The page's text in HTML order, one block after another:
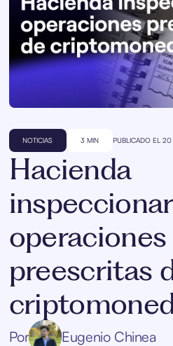
NOTICIAS 3 MIN PUBLICADO EL
Hacienda
operaciones
preescritas
Por
Eugenio Chinea